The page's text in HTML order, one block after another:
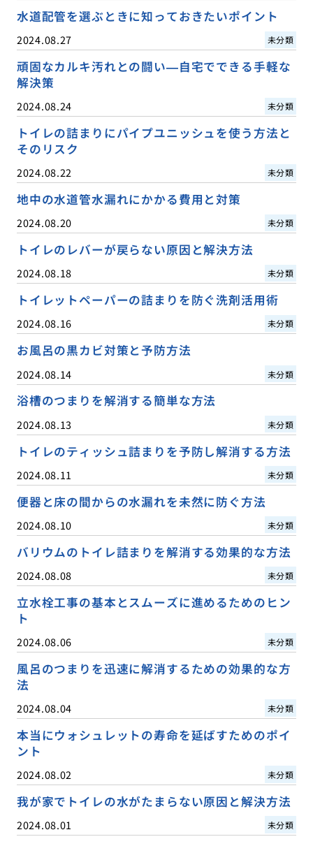
水道配管を選ぶときに知っておきたいポイント
2024.08.27 未分類
頑固なカルキ汚れとの闘い—自宅でできる手軽な
解決策
2024.08.24 未分類
トイレの詰まりにパイプユニッシュを使う方法と
そのリスク
2024.08.22 未分類
地中の水道管水漏れにかかる費用と対策
2024.08.20 未分類
トイレのレバーが戻らない原因と解決方法
2024.08.18 未分類
トイレットペーパーの詰まりを防ぐ洗剤活用術
2024.08.16 未分類
お風呂の黒カビ対策と予防方法
2024.08.14 未分類
浴槽のつまりを解消する簡単な方法
2024.08.13 未分類
トイレのティッシュ詰まりを予防し解消する方法
2024.08.11 未分類
便器と床の間からの水漏れを未然に防ぐ方法
2024.08.10 未分類
バリウムのトイレ詰まりを解消する効果的な方法
2024.08.08 未分類
立水栓工事の基本とスムーズに進めるためのヒン
ト
2024.08.06 未分類
風呂のつまりを迅速に解消するための効果的な方
法
2024.08.04 未分類
本当にウォシュレットの寿命を延ばすためのポイ
ント
2024.08.02 未分類
我が家でトイレの水がたまらない原因と解決方法
2024.08.01 未分類